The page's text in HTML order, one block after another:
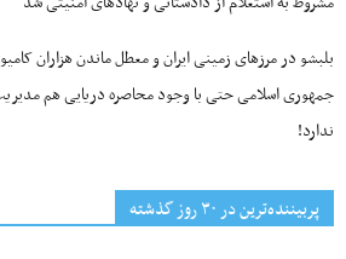
بلبشو در مرزهای زمینی ایران و معطل ماندن هزاران
جمهوری اسلامی حتی با وجود محاصره دریایی هم
ندارد!
پربیننده‌ترین‌ در ۳۰ روز گذشته